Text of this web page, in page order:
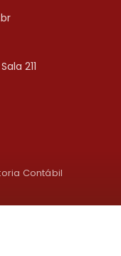
211
Contábil